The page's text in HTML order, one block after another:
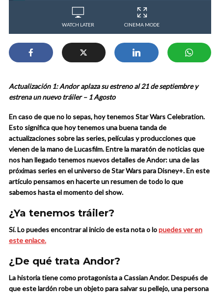
WATCH LATER CINEMA MODE
Actualización 1: Andor aplaza su estreno al 21 de septiembre y
estrena un nuevo tráiler – 1 Agosto
En caso de que no lo sepas, hoy tenemos Star Wars Celebration.
Esto significa que hoy tenemos una buena tanda de
actualizaciones sobre las series, películas y producciones que
vienen de la mano de Lucasfilm. Entre la maratón de noticias que
nos han llegado tenemos nuevos detalles de Andor: una de las
próximas series en el universo de Star Wars para Disney+. En este
artículo pensamos en hacerte un resumen de todo lo que
sabemos hasta el momento del show.
¿Ya tenemos tráiler?
Sí. Lo puedes encontrar al inicio de esta nota o lopuedes ver en
este enlace.
¿De qué trata Andor?
La historia tiene como protagonista a Cassian Andor. Después de
que este lardón robe un objeto para salvar su pellejo, una persona